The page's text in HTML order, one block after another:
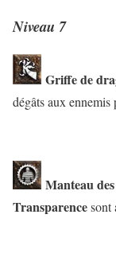
Niveau 7
Griffe de
dégâts aux ennemis
Manteau
Transparencesont